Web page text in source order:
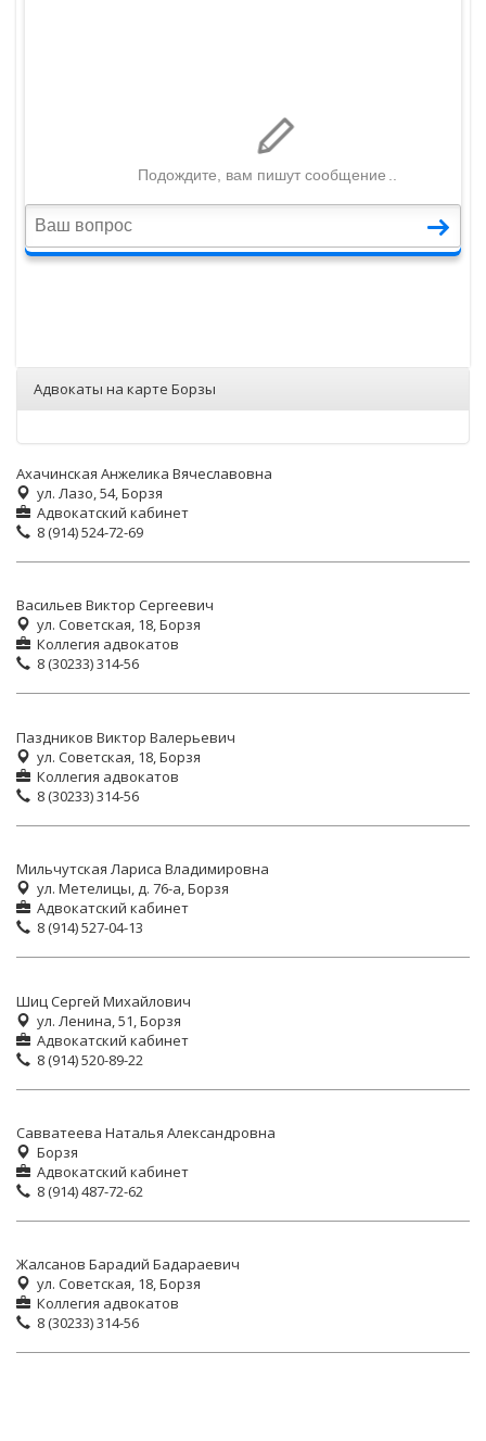
Адвокаты на карте Борзы
Ахачинская Анжелика Вячеславовна
ул. Лазо, 54, Борзя
Адвокатский кабинет
8 (914) 524-72-69
Васильев Виктор Сергеевич
ул. Советская, 18, Борзя
Коллегия адвокатов
8 (30233) 314-56
Паздников Виктор Валерьевич
ул. Советская, 18, Борзя
Коллегия адвокатов
8 (30233) 314-56
Мильчутская Лариса Владимировна
ул. Метелицы, д. 76-а, Борзя
Адвокатский кабинет
8 (914) 527-04-13
Шиц Сергей Михайлович
ул. Ленина, 51, Борзя
Адвокатский кабинет
8 (914) 520-89-22
Савватеева Наталья Александровна
Борзя
Адвокатский кабинет
8 (914) 487-72-62
Жалсанов Барадий Бадараевич
ул. Советская, 18, Борзя
Коллегия адвокатов
8 (30233) 314-56